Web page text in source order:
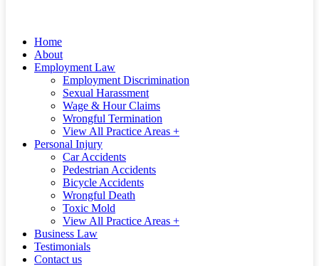
Home
About
Employment Law
Employment Discrimination
Sexual Harassment
Wage & Hour Claims
Wrongful Termination
View All Practice Areas +
Personal Injury
Car Accidents
Pedestrian Accidents
Bicycle Accidents
Wrongful Death
Toxic Mold
View All Practice Areas +
Business Law
Testimonials
Contact us